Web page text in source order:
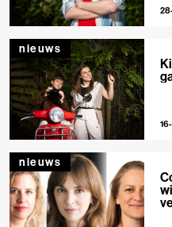
nieuws
nieuws